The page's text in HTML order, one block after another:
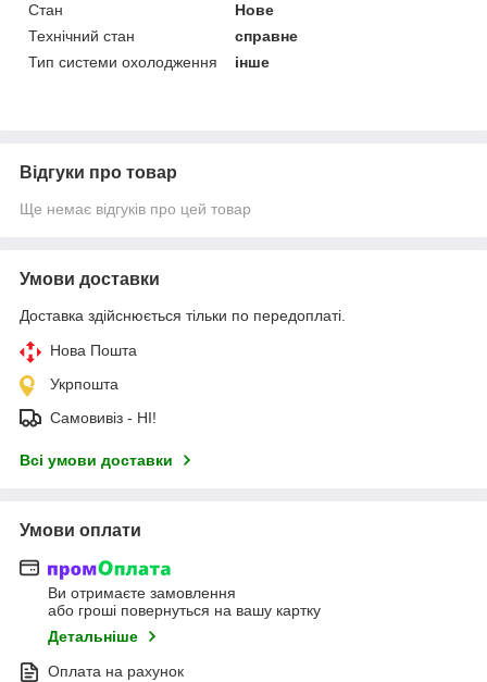
Стан
Нове
Технічний стан
справне
Тип системи охолодження
інше
Відгуки про товар
Ще немає відгуків про цей товар
Умови доставки
Доставка здійснюється тільки по передоплаті.
Нова Пошта
Укрпошта
Самовивіз - НІ!
Всі умови доставки
Умови оплати
Ви отримаєте замовлення
або гроші повернуться на вашу картку
Детальніше
Оплата на рахунок